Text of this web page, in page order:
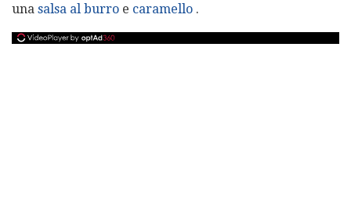
una salsa al burro e caramello .